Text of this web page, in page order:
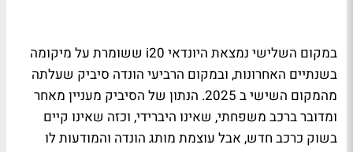
במקום השלישי נמצאת היונדאי i20 ששומרת על מיקומה
בשנתיים האחרונות, ובמקום הרביעי הונדה סיביק שעלתה
מהמקום השישי ב 2025. הנתון של הסיביק מעניין מאחר
ומדובר ברכב משפחתי, שאינו היברידי, וכזה שאינו קיים
בשוק כרכב חדש, אבל עוצמת מותג הונדה והמודעות לו